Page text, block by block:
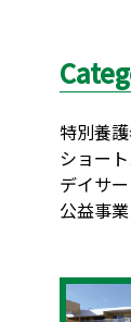
特別養
ショー
デイサ
公益事業